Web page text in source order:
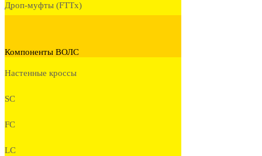
Дроп-муфты (FTTx)
Компоненты ВОЛС
Настенные кроссы
SC
FC
LC